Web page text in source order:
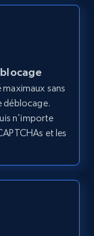
-
use the
Bedrooms,
sans
déblocage.
n'importe
et les